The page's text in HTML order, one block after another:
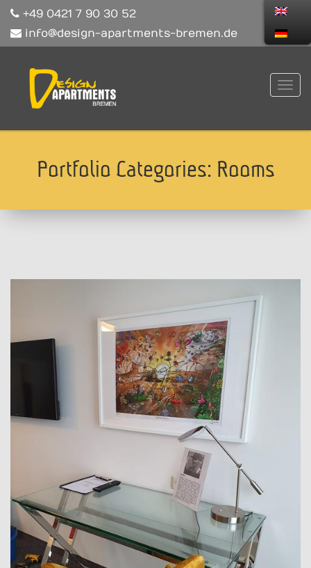
+49 0421 7 90 30 52
info@design-apartments-bremen.de
Portfolio Categories: Rooms